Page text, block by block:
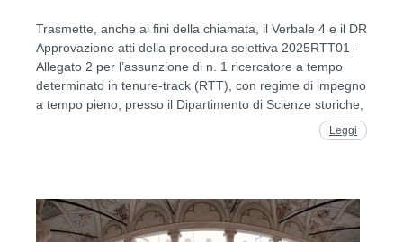
Trasmette, anche ai fini della chiamata, il Verbale 4 e il DR
Approvazione atti della procedura selettiva 2025RTT01 -
Allegato 2 per l’assunzione di n. 1 ricercatore a tempo
determinato in tenure-track (RTT), con regime di impegno
a tempo pieno, presso il Dipartimento di Scienze storiche,
Leggi